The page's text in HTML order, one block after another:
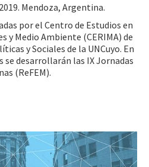
Mendoza, Argentina.
por el Centro de Estudios en
y Medio Ambiente (CERIMA) de
y Sociales de la UNCuyo. En
se desarrollarán las IX Jornadas
(ReFEM).